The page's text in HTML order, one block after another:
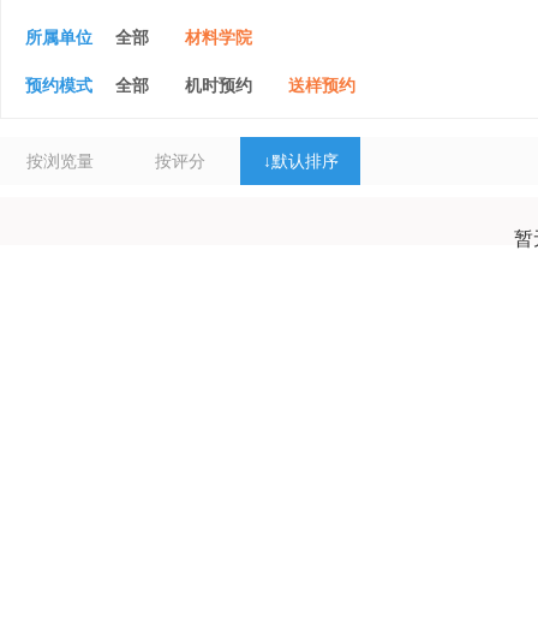
所属单位 全部 材料学院
预约模式 全部 机时预约 送样预约
按浏览量 按评分 ↓默认排序
暂